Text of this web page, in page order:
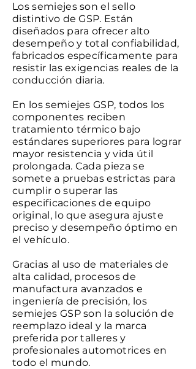
Los semiejes son el sello
distintivo de GSP. Están
diseñados para ofrecer alto
desempeño y total confiabilidad,
fabricados específicamente para
resistir las exigencias reales de la
conducción diaria.
En los semiejes GSP, todos los
componentes reciben
tratamiento térmico bajo
estándares superiores para lograr
mayor resistencia y vida útil
prolongada. Cada pieza se
somete a pruebas estrictas para
cumplir o superar las
especificaciones de equipo
original, lo que asegura ajuste
preciso y desempeño óptimo en
el vehículo.
Gracias al uso de materiales de
alta calidad, procesos de
manufactura avanzados e
ingeniería de precisión, los
semiejes GSP son la solución de
reemplazo ideal y la marca
preferida por talleres y
profesionales automotrices en
todo el mundo.